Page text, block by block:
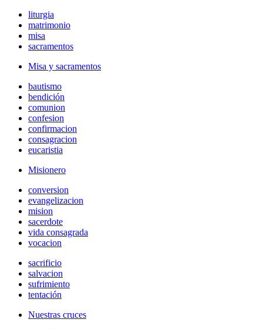
liturgia
matrimonio
misa
sacramentos
Misa y sacramentos
bautismo
bendición
comunion
confesion
confirmacion
consagracion
eucaristia
Misionero
conversion
evangelizacion
mision
sacerdote
vida consagrada
vocacion
sacrificio
salvacion
sufrimiento
tentación
Nuestras cruces